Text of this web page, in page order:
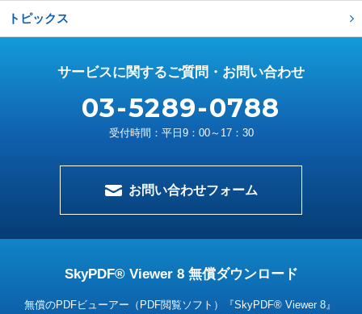
トピックス
サービスに関するご質問・お問い合わせ
03-5289-0788
受付時間：平日9：00～17：30
お問い合わせフォーム
SkyPDF® Viewer 8 無償ダウンロード
無償のPDFビューアー（PDF閲覧ソフト）『SkyPDF® Viewer 8』